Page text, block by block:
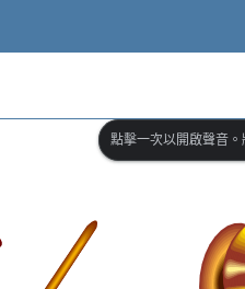
點擊一次以開啟聲音